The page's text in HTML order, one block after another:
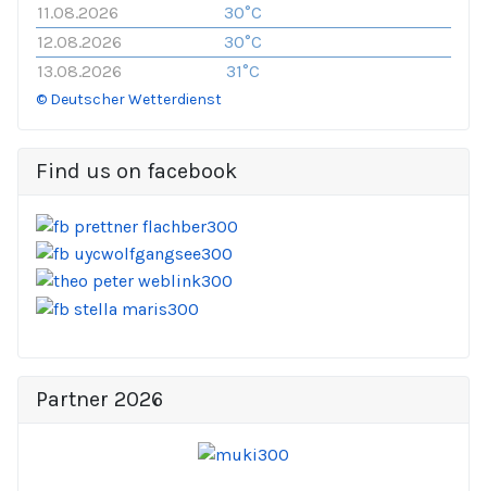
11.08.2026
30°C
12.08.2026
30°C
13.08.2026
31°C
© Deutscher Wetterdienst
Find us on facebook
Partner 2026